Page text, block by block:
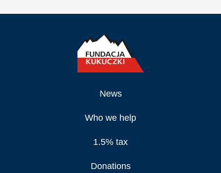
News
Who we help
1.5% tax
Donations